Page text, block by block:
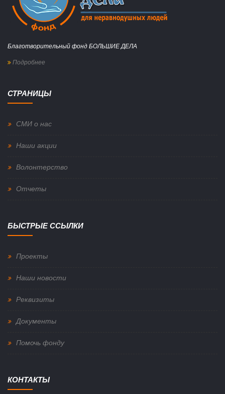
Благотворительный фонд БОЛЬШИЕ ДЕЛА
Подробнее
СТРАНИЦЫ
СМИ о нас
Наши акции
Волонтерство
Отчеты
БЫСТРЫЕ ССЫЛКИ
Проекты
Наши новости
Реквизиты
Документы
Помочь фонду
КОНТАКТЫ